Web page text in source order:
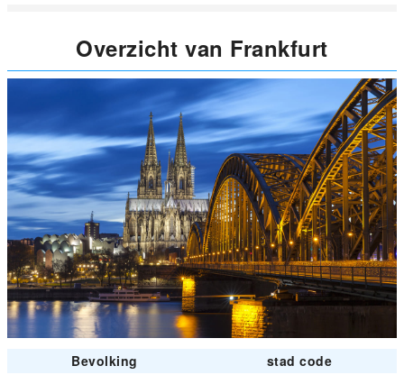
Overzicht van Frankfurt
Bevolking
stad code